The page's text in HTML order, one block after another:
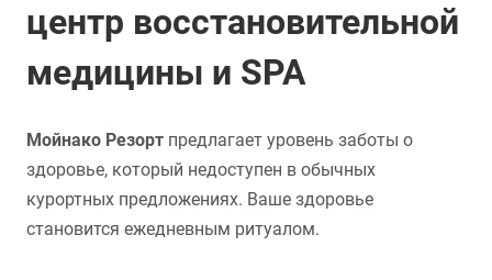
центр восстановительной
медицины и SPA
Мойнако Резорт предлагает уровень заботы о
здоровье, который недоступен в обычных
курортных предложениях. Ваше здоровье
становится ежедневным ритуалом.